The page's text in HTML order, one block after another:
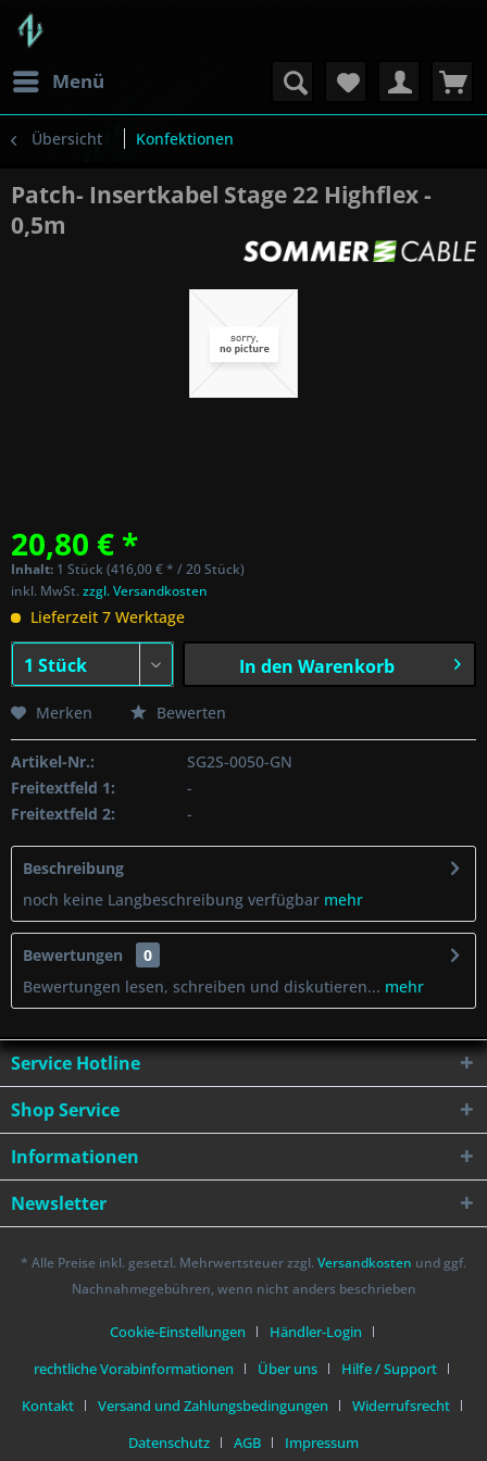
Menü
Übersicht Konfektionen
Patch- Insertkabel Stage 22 Highflex -
0,5m
20,80 € *
Inhalt: 1 Stück (416,00 € * / 20 Stück)
inkl. MwSt.zzgl. Versandkosten
Lieferzeit 7 Werktage
In den Warenkorb
Merken Bewerten
Artikel-Nr.:
SG2S-0050-GN
Freitextfeld 1:
-
Freitextfeld 2:
-
Beschreibung
noch keine Langbeschreibung verfügbar mehr
Bewertungen
0
Bewertungen lesen, schreiben und diskutieren... mehr
Service Hotline
Shop Service
Informationen
Newsletter
* Alle Preise inkl. gesetzl. Mehrwertsteuer zzgl. Versandkosten und ggf.
Nachnahmegebühren, wenn nicht anders beschrieben
Cookie-Einstellungen
Händler-Login
rechtliche Vorabinformationen
Über uns
Hilfe / Support
Kontakt
Versand und Zahlungsbedingungen
Widerrufsrecht
Datenschutz
AGB Impressum